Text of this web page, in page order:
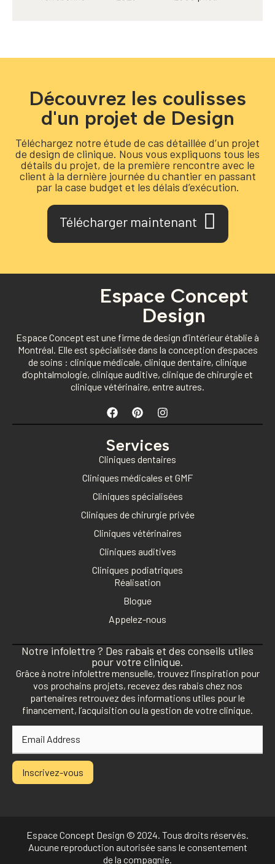
Découvrez les coulisses
d'un projet de Design
Téléchargez notre étude de cas détaillée d’un projet
de design de clinique. Nous vous expliquons tous les
détails du projet, de la première rencontre avec le
client à la dernière journée du chantier en passant
par la case budget et les délais d’exécution.
Télécharger maintenant
Espace Concept
Design
Espace Concept est une firme de design d’intérieur établie à
Montréal. Elle est spécialisée dans la conception d’espaces
de soins : clinique médicale, clinique dentaire, clinique
d’ophtalmologie, clinique auditive, clinique de chirurgie et
clinique vétérinaire, entre autres.
Services
Cliniques dentaires
Cliniques médicales et GMF
Cliniques spécialisées
Cliniques de chirurgie privée
Cliniques vétérinaires
Cliniques auditives
Cliniques podiatriques
Réalisation
Blogue
Appelez-nous
Notre infolettre ? Des rabais et des conseils utiles
pour votre clinique.
Grâce à notre infolettre mensuelle, trouvez l’inspiration pour
vos prochains projets, recevez des rabais chez nos
partenaires retrouvez des informations utiles pour le
financement, l’acquisition ou la gestion de votre clinique.
Inscrivez-vous
Espace Concept Design © 2024. Tous droits réservés.
Aucune reproduction autorisée sans le consentement
de la compagnie.